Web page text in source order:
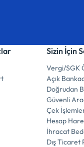
Sizin İçin
Vergi/SGK
Açık
Doğrudan
Güvenli
Çek
Hesap
İhracat
Dış Ticaret